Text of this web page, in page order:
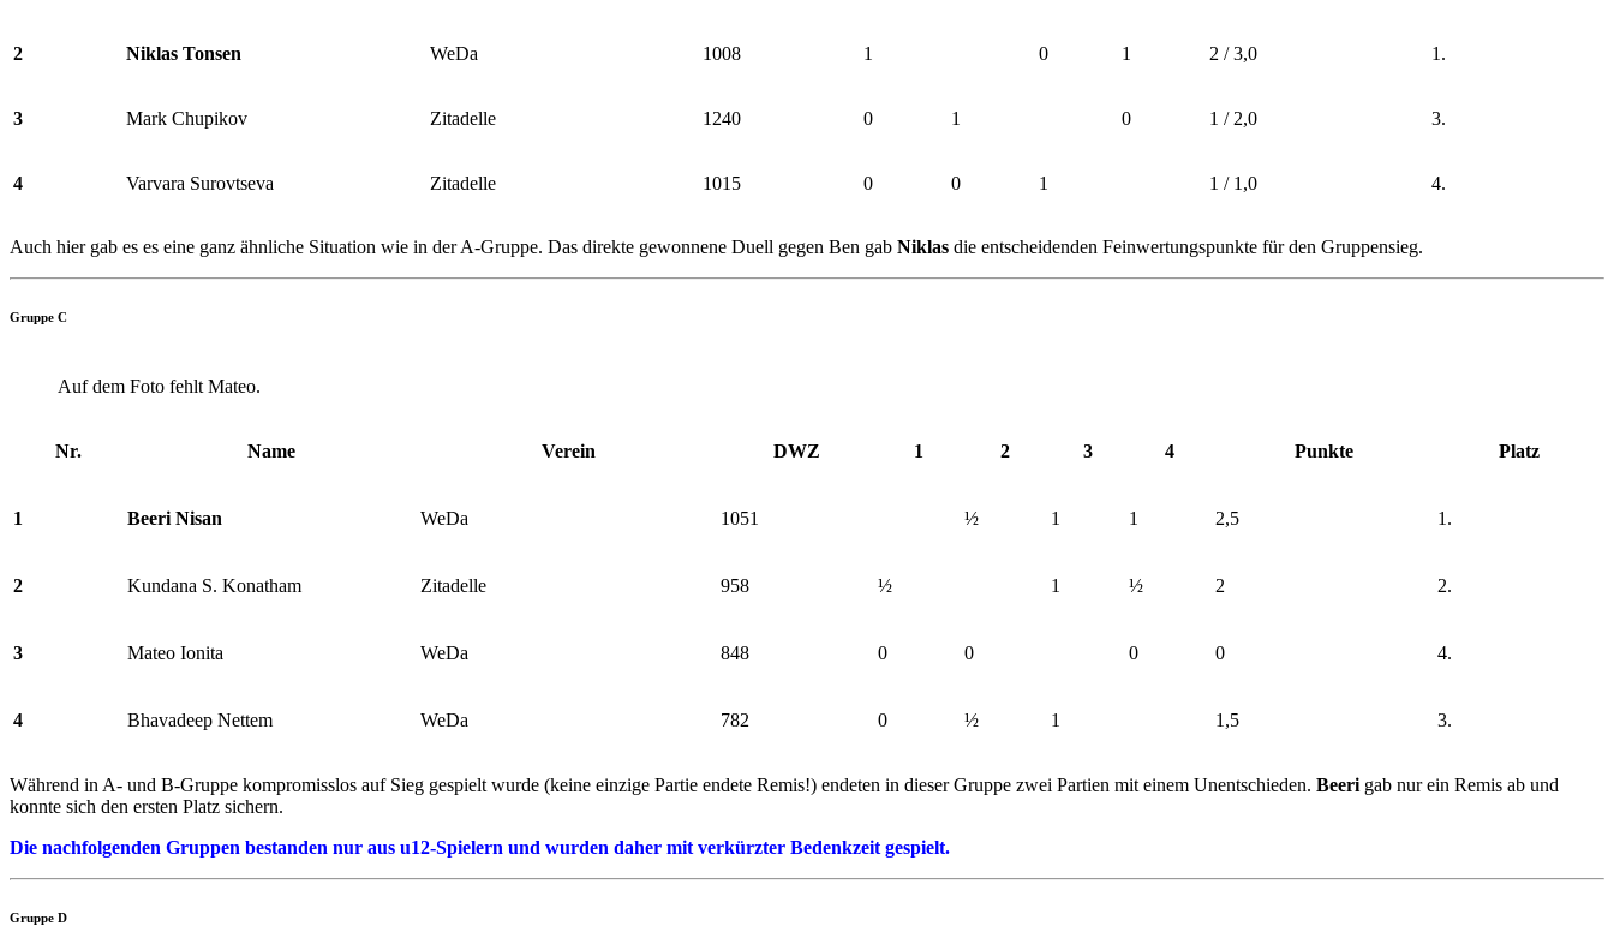
2 Niklas Tonsen WeDa 1008 1 0 1 2 / 3,0 1.
3 Mark Chupikov Zitadelle 1240 0 1 0 1 / 2,0 3.
4 Varvara Surovtseva Zitadelle 1015 0 0 1 1 / 1,0 4.
Auch hier gab es es eine ganz ähnliche Situation wie in der A-Gruppe. Das direkte gewonnene Duell gegen Ben gab Niklas die entscheidenden Feinwertungspunkte für den Gruppensieg.
Gruppe C
Auf dem Foto fehlt Mateo.
Nr. Name Verein DWZ 1 2 3 4 Punkte Platz
1 Beeri Nisan WeDa 1051 ½ 1 1 2,5 1.
2 Kundana S. Konatham Zitadelle 958 ½ 1 ½ 2 2.
3 Mateo Ionita WeDa 848 0 0 0 0 4.
4 Bhavadeep Nettem WeDa 782 0 ½ 1 1,5 3.
Während in A- und B-Gruppe kompromisslos auf Sieg gespielt wurde (keine einzige Partie endete Remis!) endeten in dieser Gruppe zwei Partien mit einem Unentschieden. Beeri gab nur ein Remis ab und
konnte sich den ersten Platz sichern.
Die nachfolgenden Gruppen bestanden nur aus u12-Spielern und wurden daher mit verkürzter Bedenkzeit gespielt.
Gruppe D